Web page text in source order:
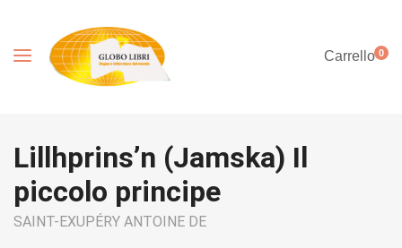
Carrello0
Lillhprins’n (Jamska) Il
piccolo principe
SAINT-EXUPÉRY ANTOINE DE